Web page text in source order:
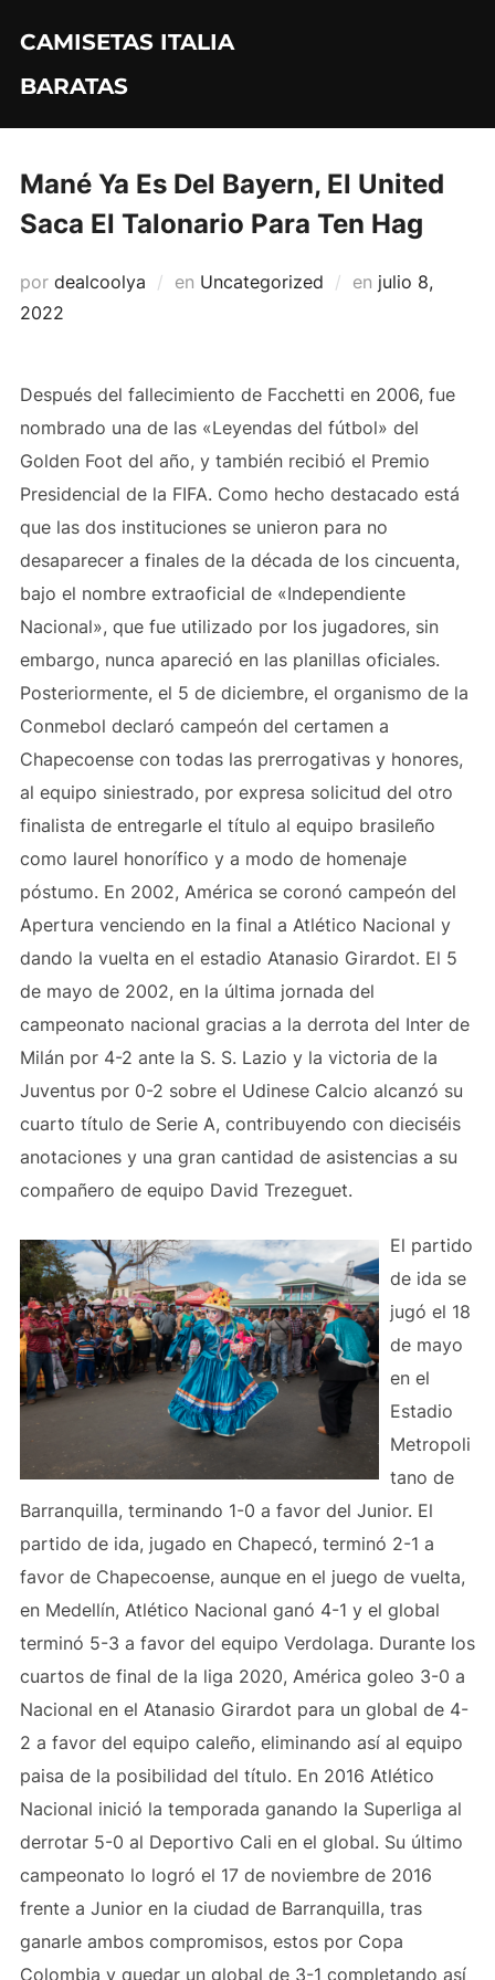
contenido
CAMISETAS ITALIA
BARATAS
Mané Ya Es Del Bayern, El United
Saca El Talonario Para Ten Hag
por dealcoolya en Uncategorized en Publicado
julio 8,
2022
Después del fallecimiento de Facchetti en 2006, fue
nombrado una de las «Leyendas del fútbol» del
Golden Foot del año, y también recibió el Premio
Presidencial de la FIFA. Como hecho destacado está
que las dos instituciones se unieron para no
desaparecer a finales de la década de los cincuenta,
bajo el nombre extraoficial de «Independiente
Nacional», que fue utilizado por los jugadores, sin
embargo, nunca apareció en las planillas oficiales.
Posteriormente, el 5 de diciembre, el organismo de la
Conmebol declaró campeón del certamen a
Chapecoense con todas las prerrogativas y honores,
al equipo siniestrado, por expresa solicitud del otro
finalista de entregarle el título al equipo brasileño
como laurel honorífico y a modo de homenaje
póstumo. En 2002, América se coronó campeón del
Apertura venciendo en la final a Atlético Nacional y
dando la vuelta en el estadio Atanasio Girardot. El 5
de mayo de 2002, en la última jornada del
campeonato nacional gracias a la derrota del Inter de
Milán por 4-2 ante la S. S. Lazio y la victoria de la
Juventus por 0-2 sobre el Udinese Calcio alcanzó su
cuarto título de Serie A, contribuyendo con dieciséis
anotaciones y una gran cantidad de asistencias a su
compañero de equipo David Trezeguet.
El partido
de ida se
jugó el 18
de mayo
en el
Estadio
Metropoli
tano de
Barranquilla, terminando 1-0 a favor del Junior. El
partido de ida, jugado en Chapecó, terminó 2-1 a
favor de Chapecoense, aunque en el juego de vuelta,
en Medellín, Atlético Nacional ganó 4-1 y el global
terminó 5-3 a favor del equipo Verdolaga. Durante los
cuartos de final de la liga 2020, América goleo 3-0 a
Nacional en el Atanasio Girardot para un global de 4-
2 a favor del equipo caleño, eliminando así al equipo
paisa de la posibilidad del título. En 2016 Atlético
Nacional inició la temporada ganando la Superliga al
derrotar 5-0 al Deportivo Cali en el global. Su último
campeonato lo logró el 17 de noviembre de 2016
frente a Junior en la ciudad de Barranquilla, tras
ganarle ambos compromisos, estos por Copa
Colombia y quedar un global de 3-1 completando así